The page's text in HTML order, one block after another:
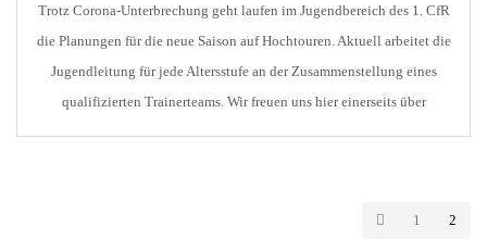
Trotz Corona-Unterbrechung geht laufen im Jugendbereich des 1. CfR
die Planungen für die neue Saison auf Hochtouren. Aktuell arbeitet die
Jugendleitung für jede Altersstufe an der Zusammenstellung eines
qualifizierten Trainerteams. Wir freuen uns hier einerseits über
1 2